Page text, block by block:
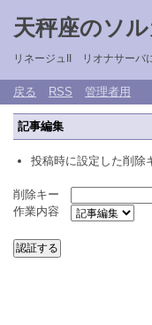
天秤座のソル
リネージュII リオナサーバ
戻る RSS 管理者用
記事編集
投稿時に設定した削除
削除キー
作業内容